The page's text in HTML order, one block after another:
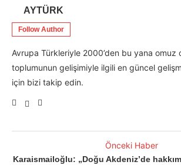
AYTÜRK
Follow Author
Avrupa Türkleriyle 2000’den bu yana omuz
toplumunun gelişimiyle ilgili en güncel
için bizi takip edin.
Önceki Haber
Karaismailoğlu: „Doğu Akdeniz’de